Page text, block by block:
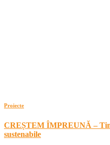
Proiecte
CREȘTEM ÎMPREUNĂ –
sustenabile